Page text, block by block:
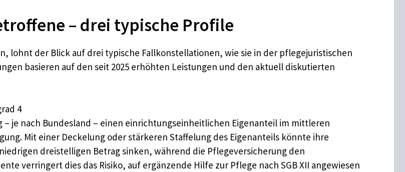
– drei typische Profile
lohnt der Blick auf drei typische Fallkonstellationen, wie sie in der pflegejuristischen
basieren auf den seit 2025 erhöhten Leistungen und den aktuell diskutierten
4
– je nach Bundesland – einen einrichtungseinheitlichen Eigenanteil im mittleren
Mit einer Deckelung oder stärkeren Staffelung des Eigenanteils könnte ihre
dreistelligen Betrag sinken, während die Pflegeversicherung den
verringert dies das Risiko, auf ergänzende Hilfe zur Pflege nach SGB XII angewiesen